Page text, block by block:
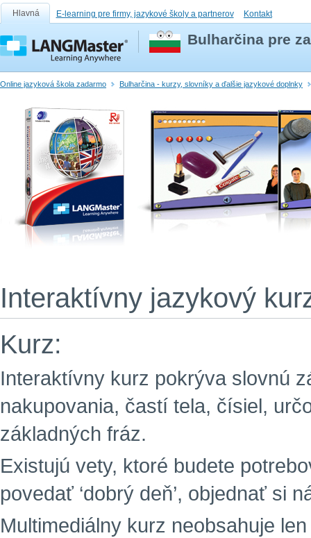
Hlavná E-learning pre firmy, jazykové školy a partnerov Kontakt
Bulharčina pre
Online jazyková škola zadarmo Bulharčina - kurzy, slovníky a ďalšie jazykové doplnky
Interaktívny jazykový
Kurz:
Interaktívny kurz pokrýva slovnú
nakupovania, častí tela, čísiel,
základných fráz.
Existujú vety, ktoré budete
povedať ‘dobrý deň’, objednať si
Multimediálny kurz neobsahuje